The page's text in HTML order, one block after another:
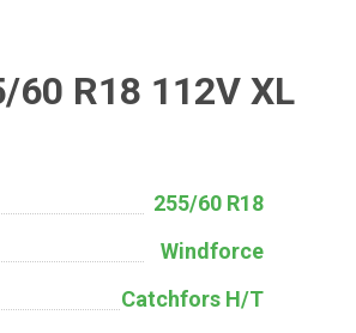
R18 112V XL
255/60 R18
Windforce
Catchfors H/T